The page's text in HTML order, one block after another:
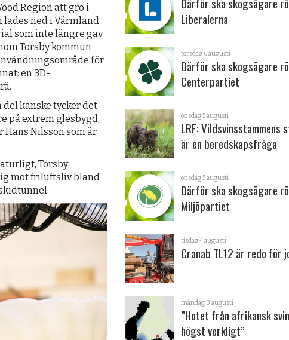
Region att gro i
lades ned i Värmland
som inte längre gav
Torsby kommun
för
en 3D-
kanske tycker det
på extrem glesbygd,
Hans Nilsson som är
Torsby
mot friluftsliv bland
Liberalerna
torsdag 6 augusti
Därför ska skogsägare
Centerpartiet
onsdag 5 augusti
LRF: Vildsvinsstammens
är en beredskapsfråga
onsdag 5 augusti
Därför ska skogsägare
Miljöpartiet
tisdag 4 augusti
Cranab TL12 är redo för
måndag 3 augusti
”Hotet från afrikansk
högst verkligt”